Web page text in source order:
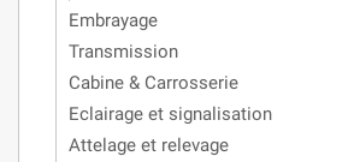
Embrayage
Transmission
Cabine & Carrosserie
Eclairage et signalisation
Attelage et relevage